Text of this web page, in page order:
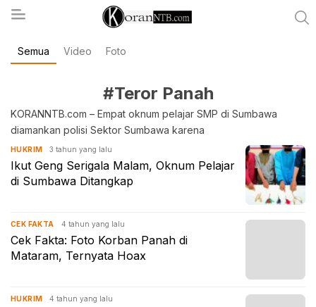
koranntb.com
Semua Video Foto
#Teror Panah
KORANNTB.com – Empat oknum pelajar SMP di Sumbawa
diamankan polisi Sektor Sumbawa karena
HUKRIM 3 tahun yang lalu
Ikut Geng Serigala Malam, Oknum Pelajar
di Sumbawa Ditangkap
CEK FAKTA 4 tahun yang lalu
Cek Fakta: Foto Korban Panah di
Mataram, Ternyata Hoax
HUKRIM 4 tahun yang lalu